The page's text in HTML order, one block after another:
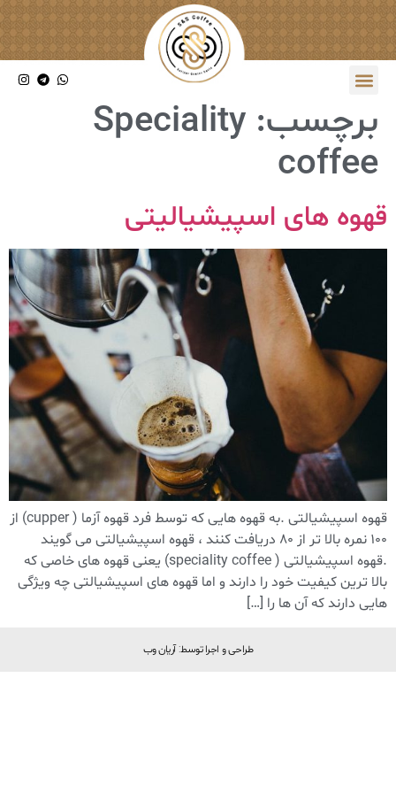
برچسب: Speciality
coffee
قهوه های اسپیشیالیتی
قهوه اسپیشیالتی .به قهوه هایی که توسط فرد قهوه آزما ( cupper) از
۱۰۰ نمره بالا تر از ۸۰ دریافت کنند ، قهوه اسپیشیالتی می گویند
.قهوه اسپیشیالتی ( speciality coffee) یعنی قهوه های خاصی که
بالا ترین کیفیت خود را دارند و اما قهوه های اسپیشیالتی چه ویژگی
هایی دارند که آن ها را […]
طراحی و اجرا توسط: آریان وب